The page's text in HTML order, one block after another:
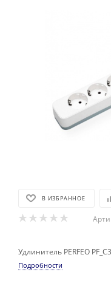
В ИЗБРАННОЕ
Удлинитель PERFEO
Подробности